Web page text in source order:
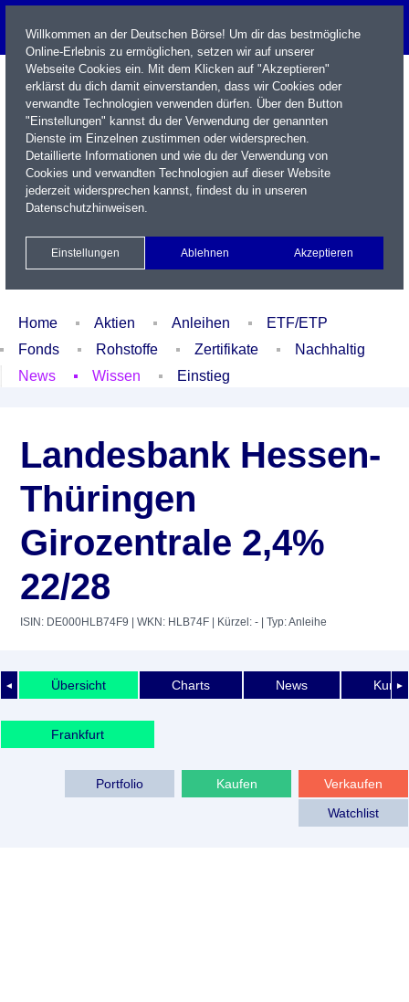
Name / WKN / ISIN / Kürzel
Xetra Realtime
Watchlist Portfolio Login
Home Aktien Anleihen
ETF/ETP
Fonds
Rohstoffe Zertifikate
Nachhaltig
News
Wissen Einstieg
Landesbank Hessen-
Thüringen
Girozentrale 2,4%
22/28
ISIN: DE000HLB74F9 | WKN: HLB74F | Kürzel: - | Typ: Anleihe
◄ ►
Übersicht Charts News
Frankfurt
Verkaufen
Kaufen
Portfolio
Watchlist
Willkommen an der Deutschen Börse! Um dir das bestmögliche
Online-Erlebnis zu ermöglichen, setzen wir auf unserer
Webseite Cookies ein. Mit dem Klicken auf "Akzeptieren"
erklärst du dich damit einverstanden, dass wir Cookies oder
verwandte Technologien verwenden dürfen. Über den Button
"Einstellungen" kannst du der Verwendung der genannten
Dienste im Einzelnen zustimmen oder widersprechen.
Detaillierte Informationen und wie du der Verwendung von
Cookies und verwandten Technologien auf dieser Website
jederzeit widersprechen kannst, findest du in unseren
Datenschutzhinweisen.
Einstellungen Ablehnen Akzeptieren